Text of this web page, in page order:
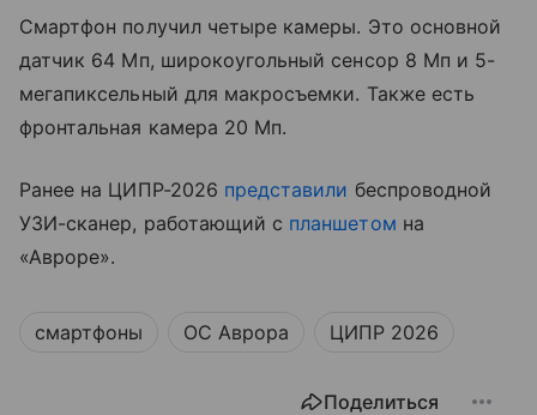
Смартфон получил четыре камеры. Это основной
датчик 64 Мп, широкоугольный сенсор 8 Мп и 5-
мегапиксельный для макросъемки. Также есть
фронтальная камера 20 Мп.
Ранее на ЦИПР-2026 представили беспроводной
УЗИ-сканер, работающий с планшетом на
«Авроре».
смартфоны ОС Аврора ЦИПР 2026
Поделиться